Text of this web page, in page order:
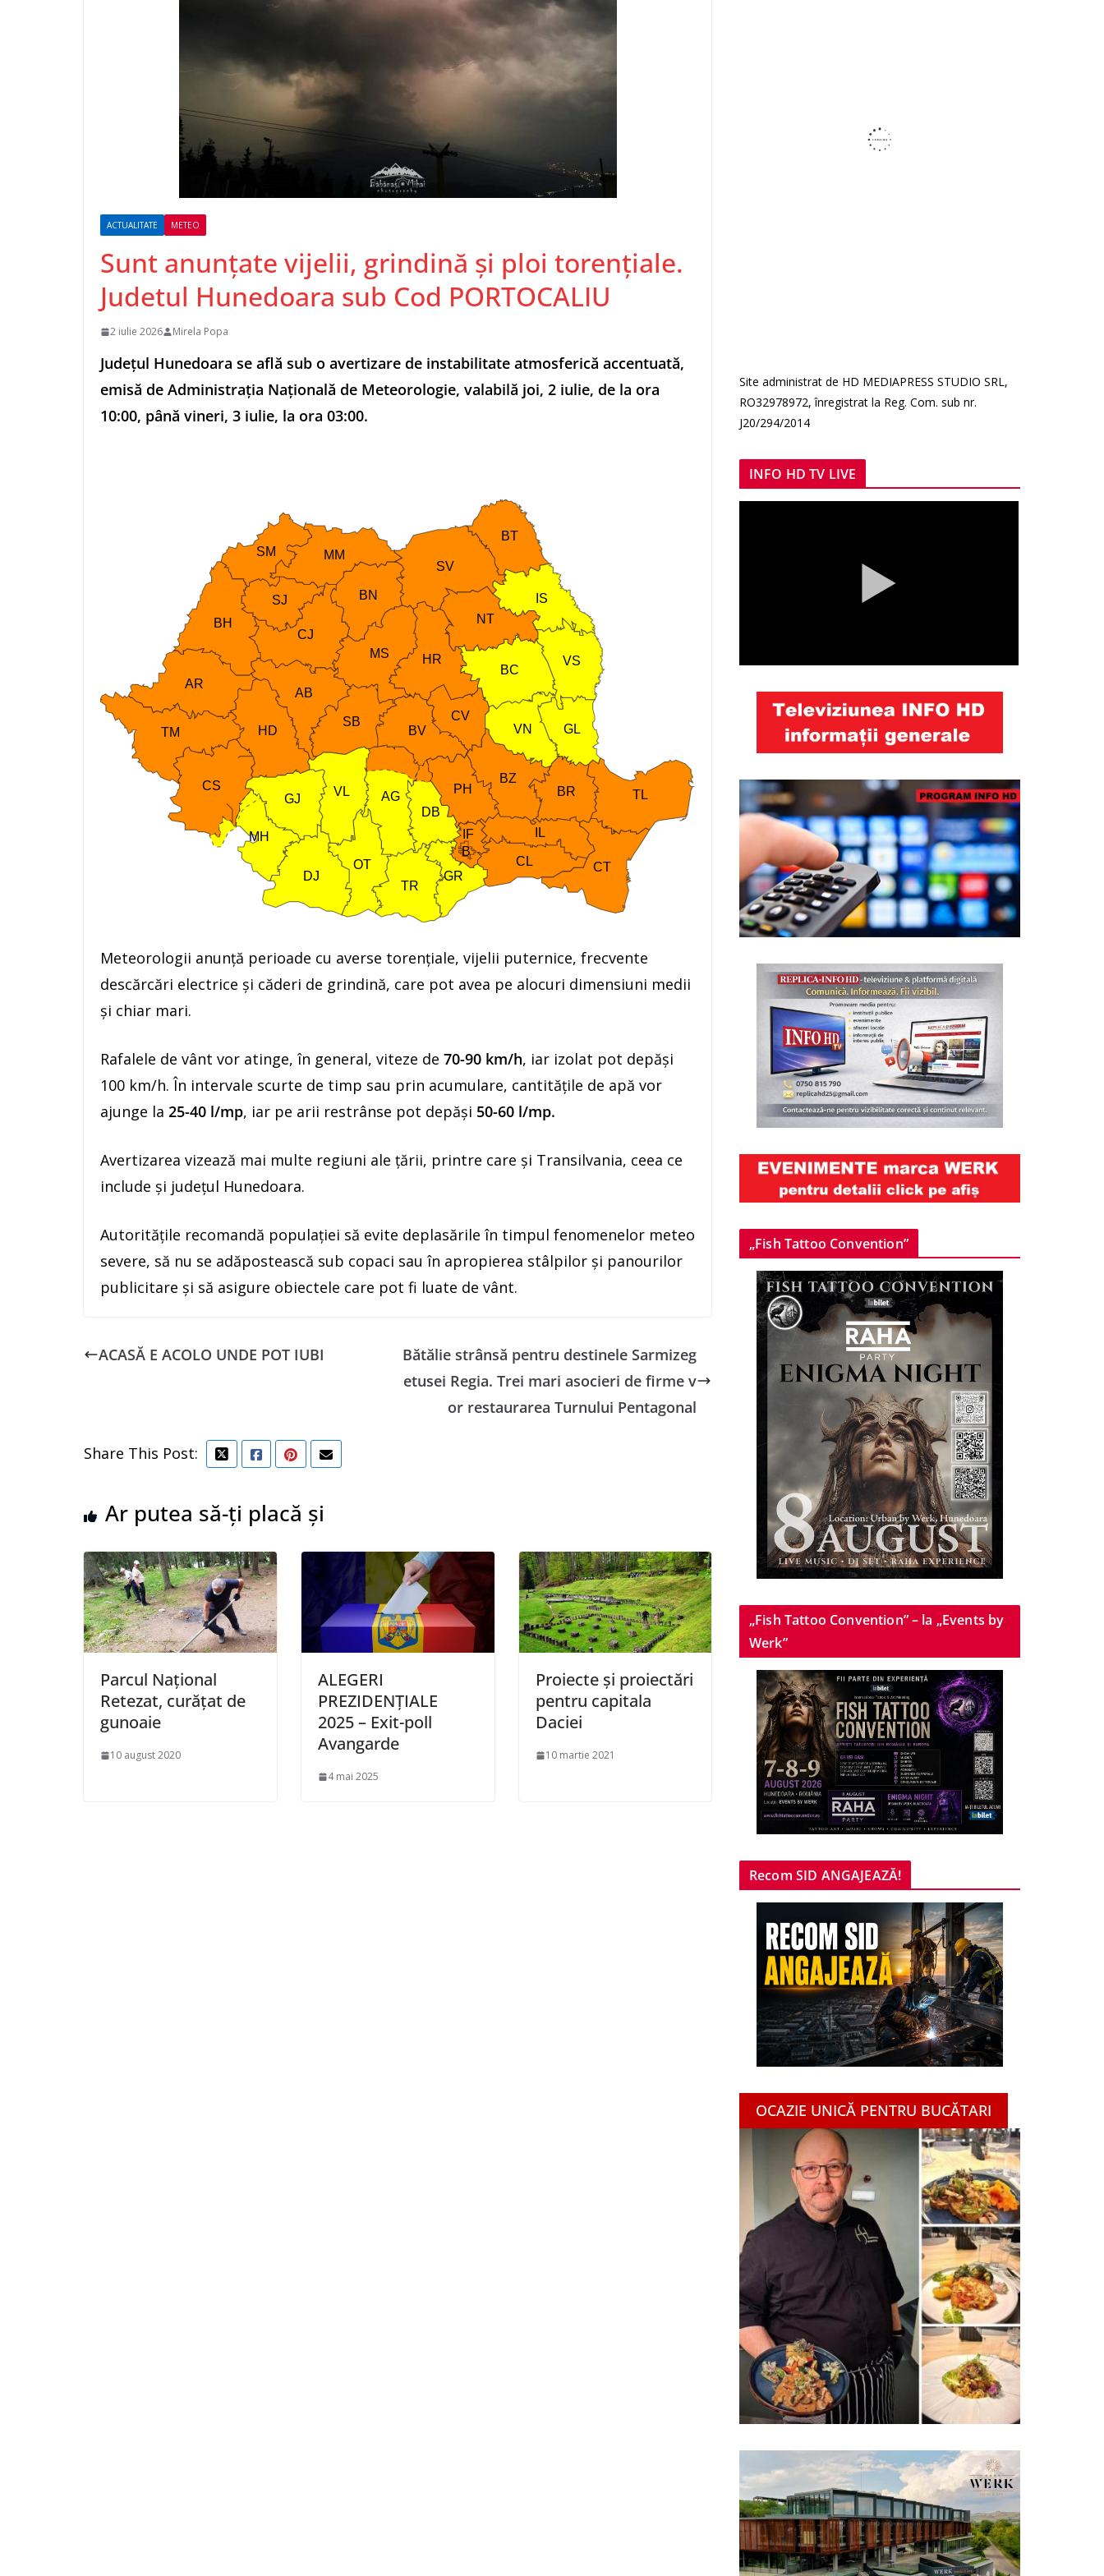
ACTUALITATE METEO
Sunt anunțate vijelii, grindină și ploi torențiale.
Judetul Hunedoara sub Cod PORTOCALIU
2 iulie 2026 Mirela Popa
Județul Hunedoara se află sub o avertizare de instabilitate atmosferică accentuată,
emisă de Administrația Națională de Meteorologie, valabilă joi, 2 iulie, de la ora
10:00, până vineri, 3 iulie, la ora 03:00.
Meteorologii anunță perioade cu averse torențiale, vijelii puternice, frecvente
descărcări electrice și căderi de grindină, care pot avea pe alocuri dimensiuni medii
și chiar mari.
Rafalele de vânt vor atinge, în general, viteze de 70-90 km/h, iar izolat pot depăși
100 km/h. În intervale scurte de timp sau prin acumulare, cantitățile de apă vor
ajunge la 25-40 l/mp, iar pe arii restrânse pot depăși 50-60 l/mp.
Avertizarea vizează mai multe regiuni ale țării, printre care și Transilvania, ceea ce
include și județul Hunedoara.
Autoritățile recomandă populației să evite deplasările în timpul fenomenelor meteo
severe, să nu se adăpostească sub copaci sau în apropierea stâlpilor și panourilor
publicitare și să asigure obiectele care pot fi luate de vânt.
ACASĂ E ACOLO UNDE POT IUBI
Bătălie strânsă pentru destinele Sarmizeg
etusei Regia. Trei mari asocieri de firme v
or restaurarea Turnului Pentagonal
Share This Post:
Ar putea să-ți placă și
Parcul Național
Retezat, curățat de
gunoaie
10 august 2020
ALEGERI
PREZIDENŢIALE
2025 – Exit-poll
Avangarde
4 mai 2025
Proiecte și proiectări
pentru capitala
Daciei
10 martie 2021
Site administrat de HD MEDIAPRESS STUDIO SRL,
RO32978972, înregistrat la Reg. Com. sub nr.
J20/294/2014
INFO HD TV LIVE
„Fish Tattoo Convention”
„Fish Tattoo Convention” – la „Events by
Werk”
Recom SID ANGAJEAZĂ!
OCAZIE UNICĂ PENTRU BUCĂTARI